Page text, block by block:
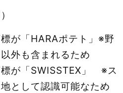
が「HARAポテト」※野
外も含まれるため
が「SWISSTEX」 ※ス
として認識可能なため